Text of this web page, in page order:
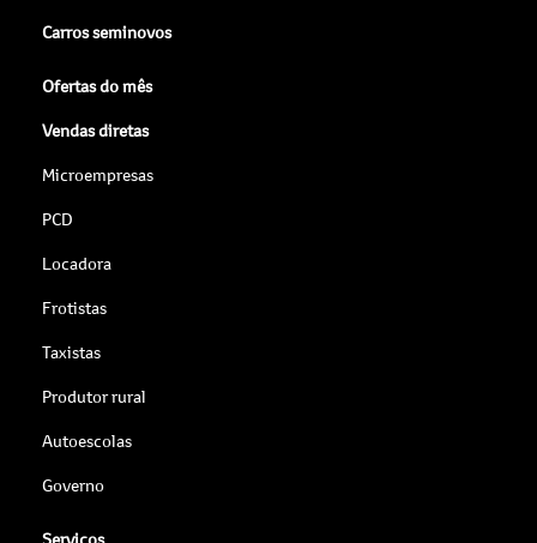
Carros seminovos
Ofertas do mês
Vendas diretas
Microempresas
PCD
Locadora
Frotistas
Taxistas
Produtor rural
Autoescolas
Governo